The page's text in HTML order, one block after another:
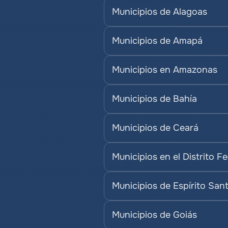
Municipios de Alagoas
Municipios de Amapá
Municipios en Amazonas
Municipios de Bahía
Municipios de Ceará
Municipios en el Distrito
Municipios de Espírito
Municipios de Goiás